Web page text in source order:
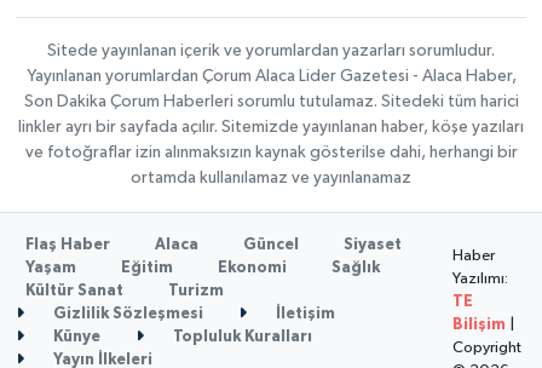
Sitede yayınlanan içerik ve yorumlardan yazarları sorumludur.
Yayınlanan yorumlardan Çorum Alaca Lider Gazetesi - Alaca Haber,
Son Dakika Çorum Haberleri sorumlu tutulamaz. Sitedeki tüm harici
linkler ayrı bir sayfada açılır. Sitemizde yayınlanan haber, köşe yazıları
ve fotoğraflar izin alınmaksızın kaynak gösterilse dahi, herhangi bir
ortamda kullanılamaz ve yayınlanamaz
Flaş Haber Alaca Güncel
Siyaset
Yaşam
Eğitim Ekonomi
Sağlık
Kültür Sanat
Turizm
Gizlilik Sözleşmesi
İletişim
Künye
Topluluk Kuralları
Yayın İlkeleri
Haber
Yazılımı:
TE
Bilişim
Copyright